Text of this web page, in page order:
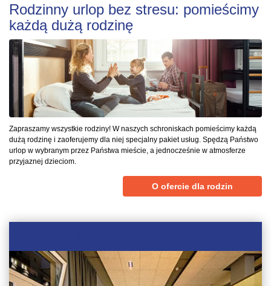
Rodzinny urlop bez stresu: pomieścimy
każdą dużą rodzinę
Zapraszamy wszystkie rodziny! W naszych schroniskach pomieścimy każdą
dużą rodzinę i zaoferujemy dla niej specjalny pakiet usług. Spędzą Państwo
urlop w wybranym przez Państwa mieście, a jednocześnie w atmosferze
przyjaznej dzieciom.
O ofercie dla rodzin